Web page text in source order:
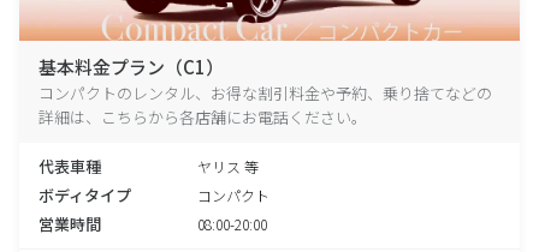
基本料金プラン（C1）
コンパクトのレンタル、お得な割引料金や予約、乗り捨てなどの
詳細は、こちらから各店舗にお電話ください。
代表車種 ヤリス 等
ボディタイプ コンパクト
営業時間 08:00-20:00